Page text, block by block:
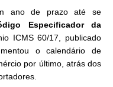
ano de prazo até se
Especificador da
ICMS 60/17, publicado
o calendário de
por último, atrás dos